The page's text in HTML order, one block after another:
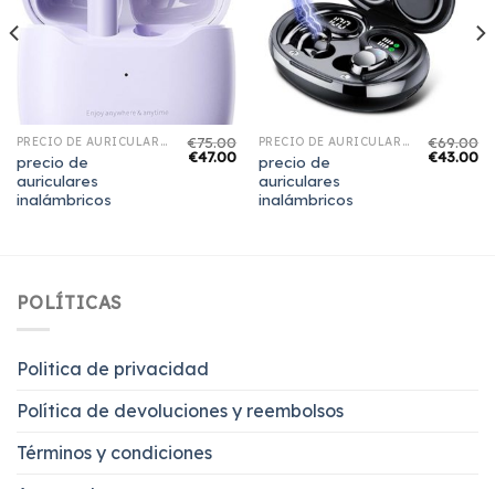
PRECIO DE AURICULARES INALÁMBRICOS
precio de
auriculares
inalámbricos
€75.00
€47.00
PRECIO DE AURICULARES INALÁMBRICOS
precio de
auriculares
inalámbricos
€69.00
€43.00
POLÍTICAS
Politica de privacidad
Política de devoluciones y reembolsos
Términos y condiciones